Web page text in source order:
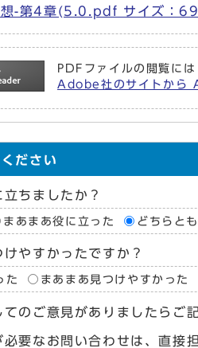
想-第4章(5.0.pdf サイズ：
PDFファイルの閲覧に
Adobe社のサイトから
ださい
ちましたか？
まあまあ役に立った どちらと
やすかったですか？
た まあまあ見つけやすかった
のご意見がありましたらご
必要なお問い合わせは、直接